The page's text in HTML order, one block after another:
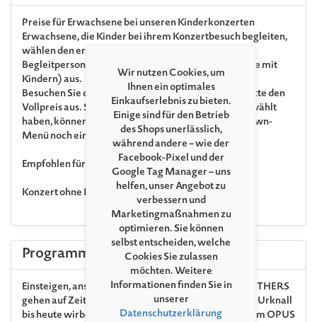
Preise für Erwachsene bei unseren Kinderkonzerten
Erwachsene, die Kinder bei ihrem Konzertbesuch begleiten,
wählen den ermäßigten Preis »Erwachsene als
Begleitperson« (gilt für alle Erwachsenen der Gruppe mit
Kindern) aus.
Besuchen Sie das Konzert ohne Kinder, wählen Sie bitte den
Vollpreis aus. Sollten Sie einen falschen Preis ausgewählt
haben, können Sie diesen im Warenkorb im Drop-down-
Menü noch einmal anpassen.
Empfohlen für Kinder von 6 bis 12 Jahren
Konzert ohne Pause
Programm
Einsteigen, anschnallen, Ohren auf: Die HANKE BROTHERS
gehen auf Zeitreise durch die Musikgeschichte! Vom Urknall
bis heute wirbeln die Brüder — ausgezeichnet mit dem OPUS
Wir nutzen Cookies, um
Ihnen ein optimales
Einkaufserlebnis zu bieten.
Einige sind für den Betrieb
des Shops unerlässlich,
während andere – wie der
Facebook-Pixel und der
Google Tag Manager – uns
helfen, unser Angebot zu
verbessern und
Marketingmaßnahmen zu
optimieren. Sie können
selbst entscheiden, welche
Cookies Sie zulassen
möchten. Weitere
Informationen finden Sie in
unserer
Datenschutzerklärung